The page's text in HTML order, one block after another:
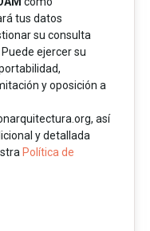
tus datos
su consulta
ejercer su
y oposición a
así
y detallada
Política de